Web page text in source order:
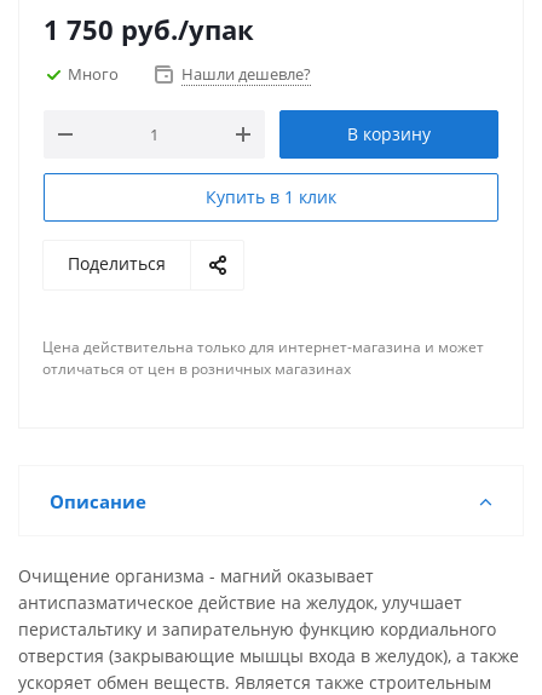
пищеварение также подтверждается результатами
Mg, не игнорируйте важность разнообразного и
сбалансированного питания и здорового образа
жизни.
1 750 руб./упак
Много Нашли дешевле?
В корзину
Купить в 1 клик
Поделиться
Цена действительна только для интернет-магазина и может
отличаться от цен в розничных магазинах
Описание
Очищение организма - магний оказывает
антиспазматическое действие на желудок, улучшает
перистальтику и запирательную функцию кордиального
отверстия (закрывающие мышцы входа в желудок), а также
ускоряет обмен веществ. Является также строительным